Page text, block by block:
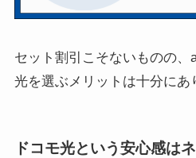
セット割引こそないものの、
光を選ぶメリットは十分にあ
ドコモ光という安心感は